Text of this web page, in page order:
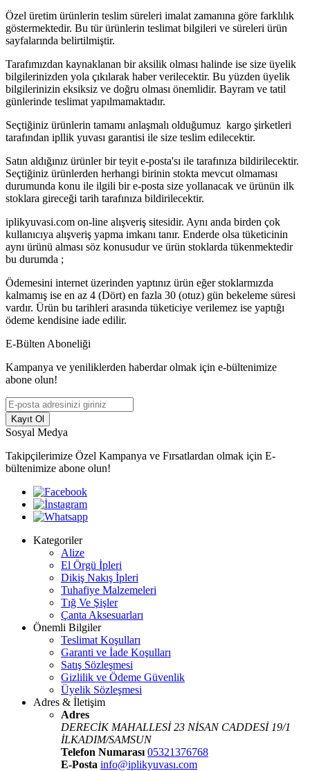
Özel üretim ürünlerin teslim süreleri imalat zamanına göre farklılık
göstermektedir. Bu tür ürünlerin teslimat bilgileri ve süreleri ürün
sayfalarında belirtilmiştir.
Tarafımızdan kaynaklanan bir aksilik olması halinde ise size üyelik
bilgilerinizden yola çıkılarak haber verilecektir. Bu yüzden üyelik
bilgilerinizin eksiksiz ve doğru olması önemlidir. Bayram ve tatil
günlerinde teslimat yapılmamaktadır.
Seçtiğiniz ürünlerin tamamı anlaşmalı olduğumuz kargo şirketleri
tarafından ipllik yuvası garantisi ile size teslim edilecektir.
Satın aldığınız ürünler bir teyit e-posta'sı ile tarafınıza bildirilecektir.
Seçtiğiniz ürünlerden herhangi birinin stokta mevcut olmaması
durumunda konu ile ilgili bir e-posta size yollanacak ve ürünün ilk
stoklara gireceği tarih tarafınıza bildirilecektir.
iplikyuvasi.com on-line alışveriş sitesidir. Aynı anda birden çok
kullanıcıya alışveriş yapma imkanı tanır. Enderde olsa tüketicinin
aynı ürünü alması söz konusudur ve ürün stoklarda tükenmektedir
bu durumda ;
Ödemesini internet üzerinden yaptınız ürün eğer stoklarmızda
kalmamış ise en az 4 (Dört) en fazla 30 (otuz) gün bekeleme süresi
vardır. Ürün bu tarihleri arasında tüketiciye verilemez ise yaptığı
ödeme kendisine iade edilir.
E-Bülten Aboneliği
Kampanya ve yeniliklerden haberdar olmak için e-bültenimize
abone olun!
Kayıt Ol
Sosyal Medya
Takipçilerimize Özel Kampanya ve Fırsatlardan olmak için E-
bültenimize abone olun!
Kategoriler
Alize
El Örgü İpleri
Dikiş Nakış İpleri
Tuhafiye Malzemeleri
Tığ Ve Şişler
Çanta Aksesuarları
Önemli Bilgiler
Teslimat Koşulları
Garanti ve İade Koşulları
Satış Sözleşmesi
Gizlilik ve Ödeme Güvenlik
Üyelik Sözleşmesi
Adres & İletişim
Adres
DERECİK MAHALLESİ 23 NİSAN CADDESİ 19/1
İLKADIM/SAMSUN
Telefon Numarası 05321376768
E-Posta info@iplikyuvası.com